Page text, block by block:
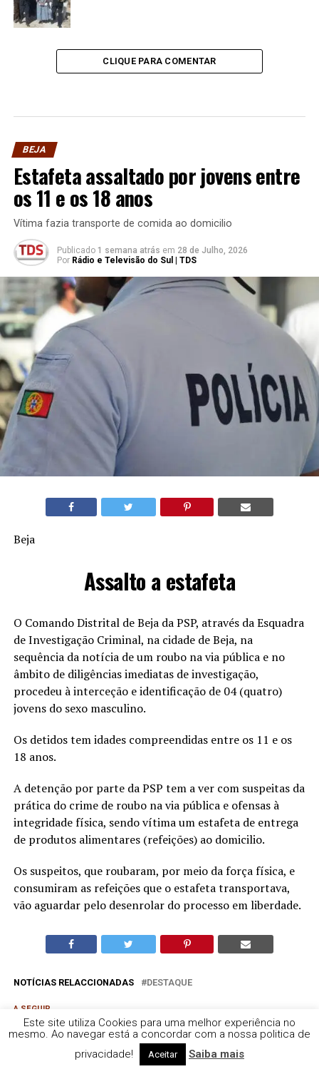
CLIQUE PARA COMENTAR
BEJA
Estafeta assaltado por jovens entre
os 11 e os 18 anos
Vítima fazia transporte de comida ao domicilio
Publicado 1 semana atrás em 28 de Julho, 2026
Por Rádio e Televisão do Sul | TDS
Beja
Assalto a estafeta
O Comando Distrital de Beja da PSP, através da Esquadra
de Investigação Criminal, na cidade de Beja, na
sequência da notícia de um roubo na via pública e no
âmbito de diligências imediatas de investigação,
procedeu à interceção e identificação de 04 (quatro)
jovens do sexo masculino.
Os detidos tem idades compreendidas entre os 11 e os
18 anos.
A detenção por parte da PSP tem a ver com suspeitas da
prática do crime de roubo na via pública e ofensas à
integridade física, sendo vítima um estafeta de entrega
de produtos alimentares (refeições) ao domicilio.
Os suspeitos, que roubaram, por meio da força física, e
consumiram as refeições que o estafeta transportava,
vão aguardar pelo desenrolar do processo em liberdade.
NOTÍCIAS RELACCIONADAS DESTAQUE
A SEGUIR
Fundação Gulbenkian apoiou 21 projetos entre eles 3 em
Alcácer do Sal
Este site utiliza Cookies para uma melhor experiência no
mesmo. Ao navegar está a concordar com a nossa politica de
privacidade!
Aceitar Saiba mais